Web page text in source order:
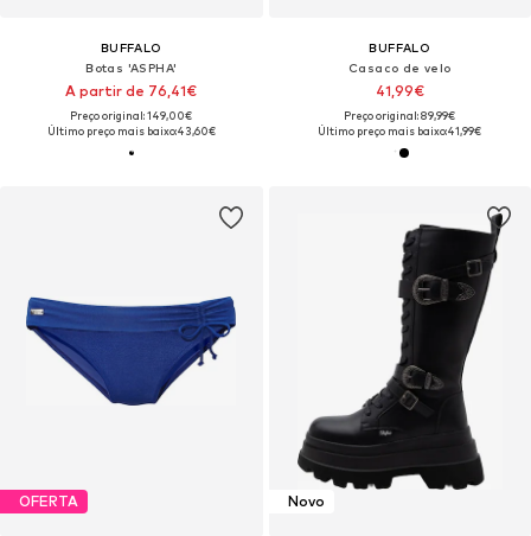
BUFFALO
Botas 'ASPHA'
A partir de 76,41€
Preço original: 149,00€
Último preço mais baixo:43,60€
BUFFALO
Casaco de velo
41,99€
Preço original: 89,99€
Último preço mais baixo:41,99€
OFERTA Novo